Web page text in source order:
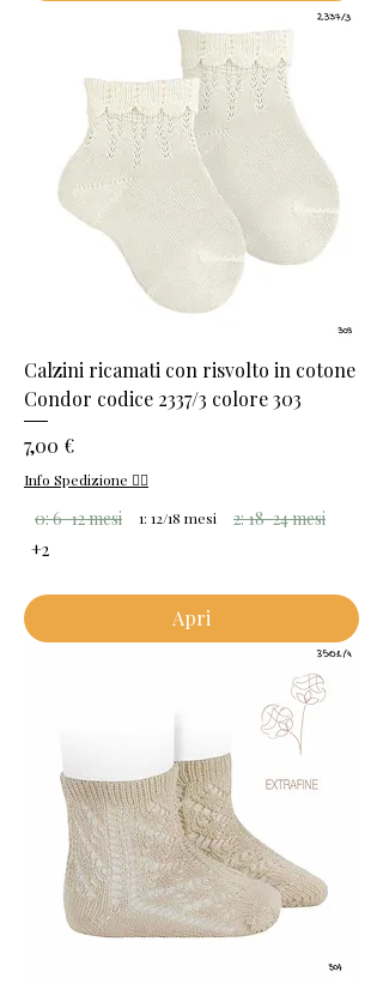
Calzini ricamati con risvolto in cotone
Condor codice 2337/3 colore 303
Prezzo
7,00 €
Info Spedizione 👈🏻
0: 6-12 mesi 1: 12/18 mesi
2: 18-24 mesi
+2
Apri